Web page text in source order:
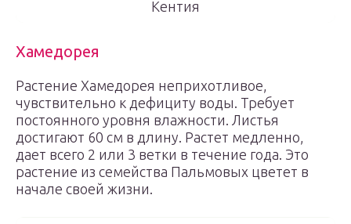
Кентия
Хамедорея
Растение Хамедорея неприхотливое,
чувствительно к дефициту воды. Требует
постоянного уровня влажности. Листья
достигают 60 см в длину. Растет медленно,
дает всего 2 или 3 ветки в течение года. Это
растение из семейства Пальмовых цветет в
начале своей жизни.